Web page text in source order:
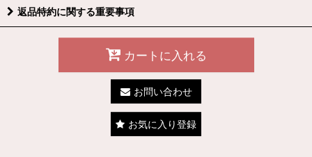
返品特約に関する重要事項
カートに入れる
お問い合わせ
お気に入り登録